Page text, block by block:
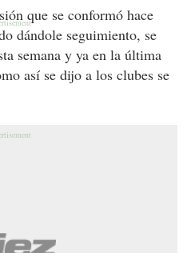
que se conformó hace
dándole seguimiento, se
semana y ya en la última
así se dijo a los clubes se